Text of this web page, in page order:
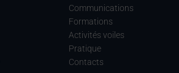
Communications
Formations
Activités voiles
Pratique
Contacts